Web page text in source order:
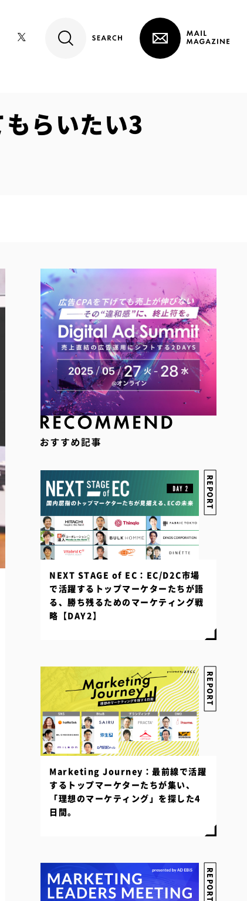
らいたい3
REPORT
REPORT
Marketing Journey：最前線で活躍
するトップマーケターたちが集い、
「理想のマーケティング」を探した4
日間。
REPORT
NEXT STAGE of EC：EC/D2C市場
で活躍するトップマーケターたちが語
る、勝ち残るためのマーケティング戦
略【DAY2】